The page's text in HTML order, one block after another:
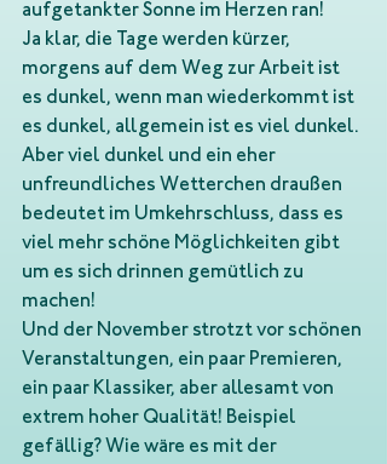
aufgetankter Sonne im Herzen ran!
Ja klar, die Tage werden kürzer,
morgens auf dem Weg zur Arbeit ist
es dunkel, wenn man wiederkommt ist
es dunkel, allgemein ist es viel dunkel.
Aber viel dunkel und ein eher
unfreundliches Wetterchen draußen
bedeutet im Umkehrschluss, dass es
viel mehr schöne Möglichkeiten gibt
um es sich drinnen gemütlich zu
machen!
Und der November strotzt vor schönen
Veranstaltungen, ein paar Premieren,
ein paar Klassiker, aber allesamt von
extrem hoher Qualität! Beispiel
gefällig? Wie wäre es mit der